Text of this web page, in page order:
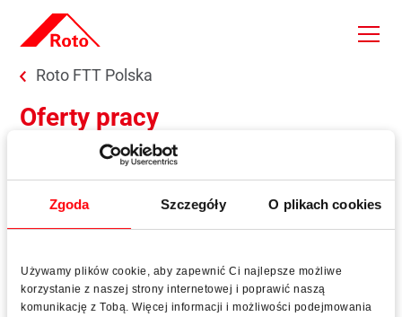
Zgoda Szczegóły O plikach cookies
Używamy plików cookie, aby zapewnić Ci najlepsze możliwe
korzystanie z naszej strony internetowej i poprawić naszą
komunikację z Tobą. Więcej informacji i możliwości podejmowania
Skip to main content
You are here:
Roto FTT Polska
Oferty pracy
Jeśli jesteś zainteresowany dołączeniem do naszej firmy,
zgłoś się wyłącznie za pośrednictwem naszego portalu
Roto Job Portal i zrezygnuj z papierowych aplikacji.